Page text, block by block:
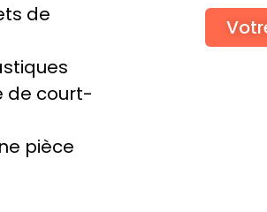
de
de court-
pièce